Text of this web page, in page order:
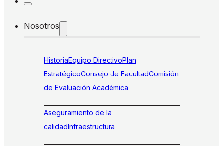
Nosotros
HistoriaEquipo DirectivoPlan
EstratégicoConsejo de FacultadComisión
de Evaluación Académica
Aseguramiento de la
calidadInfraestructura